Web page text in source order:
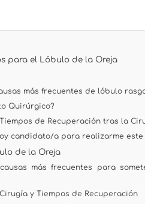
para el Lóbulo de la Oreja
más frecuentes de lóbulo
Quirúrgico?
de Recuperación tras la
candidato/a para realizarme
de la Oreja
más frecuentes para
y Tiempos de Recuperación